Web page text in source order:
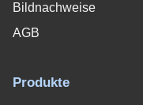
Bildnachweise
AGB
Produkte